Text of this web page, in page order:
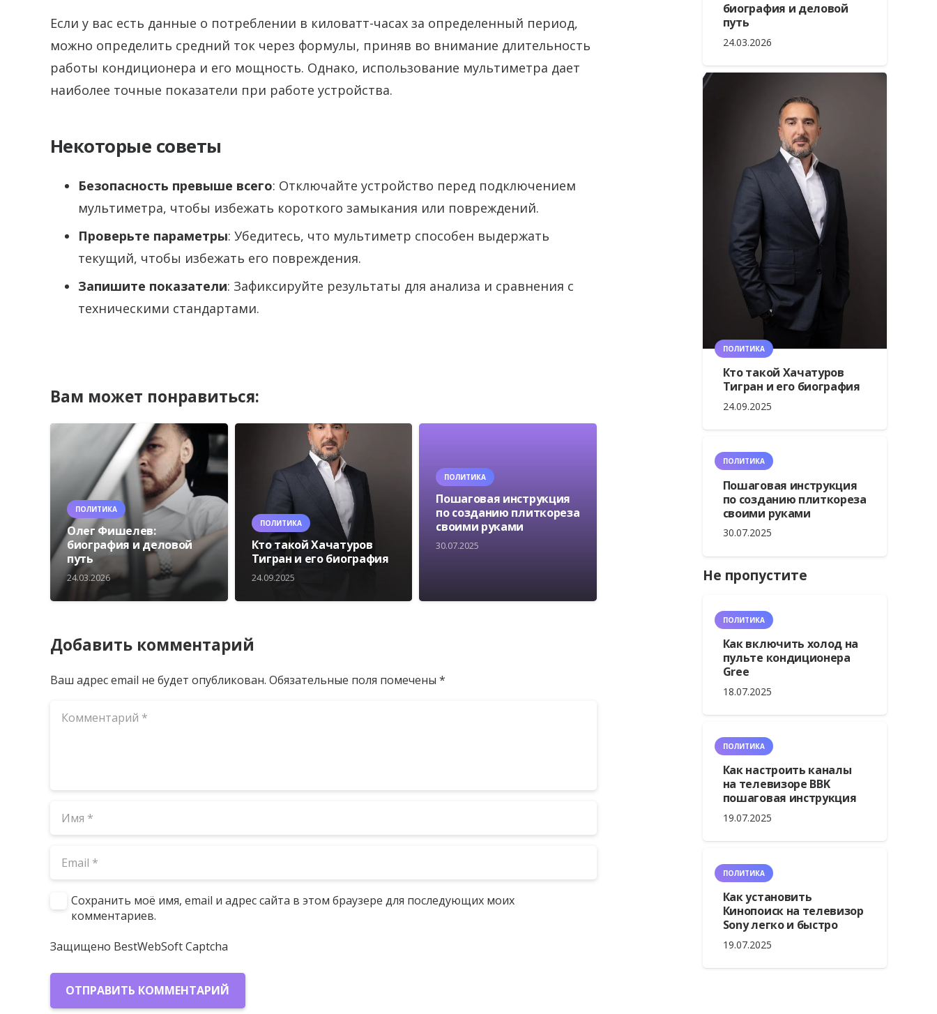
Если у вас есть данные о потреблении в киловатт-часах за определенный период,
можно определить средний ток через формулы, приняв во внимание длительность
работы кондиционера и его мощность. Однако, использование мультиметра дает
наиболее точные показатели при работе устройства.
Некоторые советы
Безопасность превыше всего: Отключайте устройство перед подключением
мультиметра, чтобы избежать короткого замыкания или повреждений.
Проверьте параметры: Убедитесь, что мультиметр способен выдержать
текущий, чтобы избежать его повреждения.
Запишите показатели: Зафиксируйте результаты для анализа и сравнения с
техническими стандартами.
Вам может понравиться:
ПОЛИТИКА
Олег Фишелев:
биография и деловой
путь
24.03.2026
ПОЛИТИКА
Кто такой Хачатуров
Тигран и его биография
24.09.2025
ПОЛИТИКА
Пошаговая инструкция
по созданию плиткореза
своими руками
30.07.2025
Добавить комментарий
Ваш адрес email не будет опубликован. Обязательные поля помечены *
Сохранить моё имя, email и адрес сайта в этом браузере для последующих моих
комментариев.
Защищено BestWebSoft Captcha
ОТПРАВИТЬ КОММЕНТАРИЙ
биография и деловой
путь
24.03.2026
ПОЛИТИКА
Кто такой Хачатуров
Тигран и его биография
24.09.2025
ПОЛИТИКА
Пошаговая инструкция
по созданию плиткореза
своими руками
30.07.2025
Не пропустите
ПОЛИТИКА
Как включить холод на
пульте кондиционера
Gree
18.07.2025
ПОЛИТИКА
Как настроить каналы
на телевизоре BBK
пошаговая инструкция
19.07.2025
ПОЛИТИКА
Как установить
Кинопоиск на телевизор
Sony легко и быстро
19.07.2025